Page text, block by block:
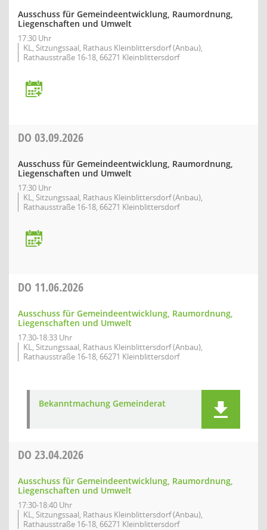
Ausschuss für Gemeindeentwicklung, Raumordnung,
Liegenschaften und Umwelt
17:30 Uhr
KL, Sitzungssaal, Rathaus Kleinblittersdorf (Anbau),
Rathausstraße 16-18, 66271 Kleinblittersdorf
DO 03.09.2026
Ausschuss für Gemeindeentwicklung, Raumordnung,
Liegenschaften und Umwelt
17:30 Uhr
KL, Sitzungssaal, Rathaus Kleinblittersdorf (Anbau),
Rathausstraße 16-18, 66271 Kleinblittersdorf
DO 11.06.2026
Ausschuss für Gemeindeentwicklung, Raumordnung,
Liegenschaften und Umwelt
17:30-18:33 Uhr
KL, Sitzungssaal, Rathaus Kleinblittersdorf (Anbau),
Rathausstraße 16-18, 66271 Kleinblittersdorf
Bekanntmachung Gemeinderat
DO 23.04.2026
Ausschuss für Gemeindeentwicklung, Raumordnung,
Liegenschaften und Umwelt
17:30-18:40 Uhr
KL, Sitzungssaal, Rathaus Kleinblittersdorf (Anbau),
Rathausstraße 16-18, 66271 Kleinblittersdorf